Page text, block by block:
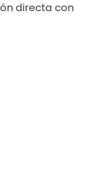
directa con